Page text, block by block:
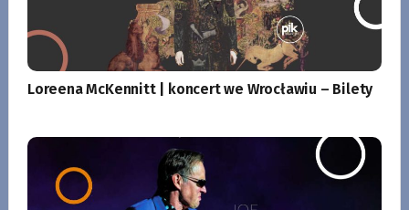
Loreena McKennitt | koncert we Wrocławiu – Bilety